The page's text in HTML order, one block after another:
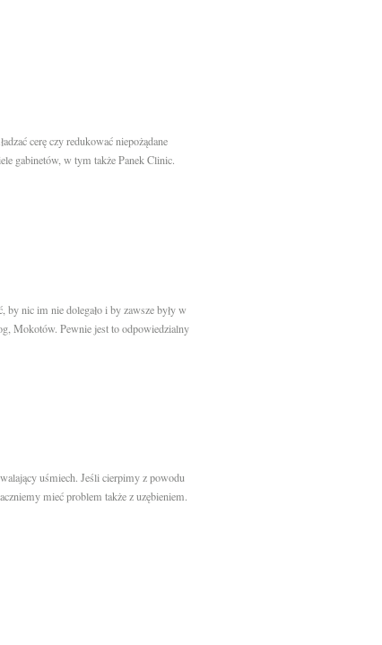
cerę czy redukować niepożądane
gabinetów, w tym także Panek Clinic.
nic im nie dolegało i by zawsze były w
Mokotów. Pewnie jest to odpowiedzialny
uśmiech. Jeśli cierpimy z powodu
mieć problem także z uzębieniem.